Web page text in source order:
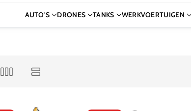
AUTO'S DRONES TANKS WERKVOERTUIGEN